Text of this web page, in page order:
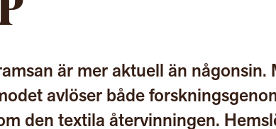
är mer aktuell än någonsin.
avlöser både
den textila återvinningen.